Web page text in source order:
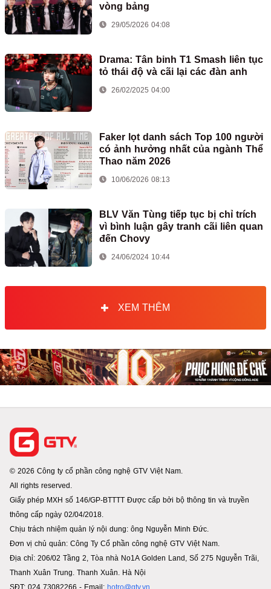
vòng bảng
29/05/2026 04:08
Drama: Tân binh T1 Smash liên tục
tỏ thái độ và cãi lại các đàn anh
26/02/2025 04:00
Faker lọt danh sách Top 100 người
có ảnh hưởng nhất của ngành Thể
Thao năm 2026
10/06/2026 08:13
BLV Văn Tùng tiếp tục bị chỉ trích
vì bình luận gây tranh cãi liên quan
đến Chovy
24/06/2024 10:44
XEM THÊM
© 2026 Công ty cổ phần công nghệ GTV Việt Nam.
All rights reserved.
Giấy phép MXH số 146/GP-BTTTT Được cấp bởi bộ thông tin và truyền
thông cấp ngày 02/04/2018.
Chịu trách nhiệm quản lý nội dung: ông Nguyễn Minh Đức.
Đơn vị chủ quản: Công Ty Cổ phần công nghệ GTV Việt Nam.
Địa chỉ: 206/02 Tầng 2, Tòa nhà No1A Golden Land, Số 275 Nguyễn Trãi,
Thanh Xuân Trung. Thanh Xuân. Hà Nội
SĐT: 024 73082266 - Email: hotro@gtv.vn